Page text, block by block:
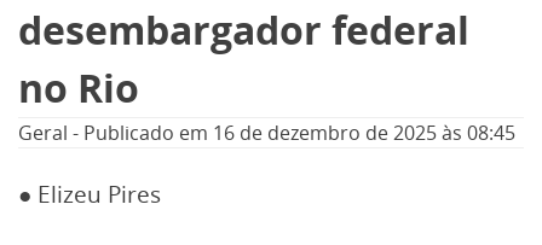
Opinião
Informe especial
desembargador federal
no Rio
Geral - Publicado em 16 de dezembro de 2025às 08:45
● Elizeu Pires